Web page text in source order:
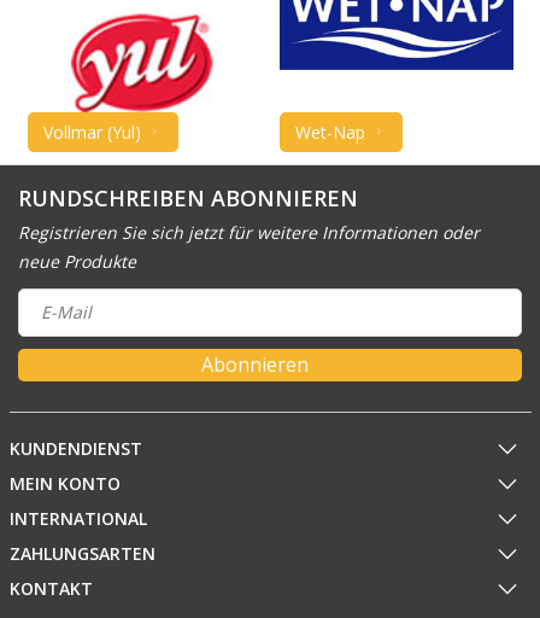
Vollmar (Yul) Wet-Nap
RUNDSCHREIBEN ABONNIEREN
Registrieren Sie sich jetzt für weitere Informationen oder
neue Produkte
Abonnieren
KUNDENDIENST
MEIN KONTO
INTERNATIONAL
ZAHLUNGSARTEN
KONTAKT